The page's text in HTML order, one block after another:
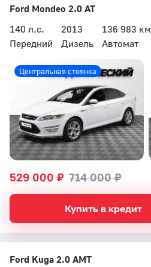
Ford Mondeo 2.0 AT
140 л.с.
2013
136 983 км
Передний
Дизель Автомат
529 000 ₽ 714 000 ₽
Центральная стоянка
Купить в кредит
Ford Kuga 2.0 AMT